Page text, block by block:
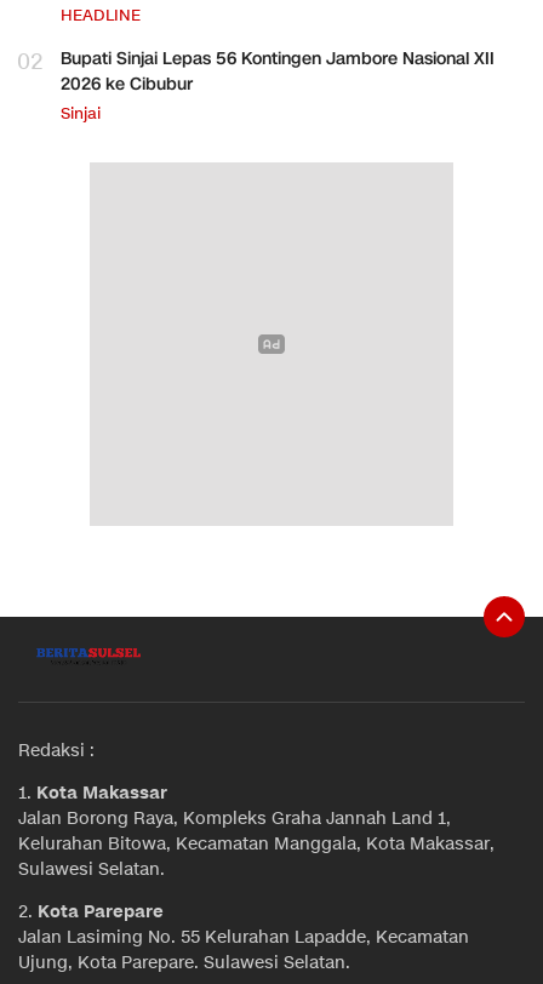
HEADLINE
02
Bupati Sinjai Lepas 56 Kontingen Jambore Nasional XII
2026 ke Cibubur
Sinjai
Redaksi :
1. Kota Makassar
Jalan Borong Raya, Kompleks Graha Jannah Land 1,
Kelurahan Bitowa, Kecamatan Manggala, Kota Makassar,
Sulawesi Selatan.
2. Kota Parepare
Jalan Lasiming No. 55 Kelurahan Lapadde, Kecamatan
Ujung, Kota Parepare. Sulawesi Selatan.